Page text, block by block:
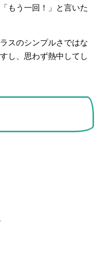
もう一回！」と言いた
スのシンプルさではな
し、思わず熱中してし